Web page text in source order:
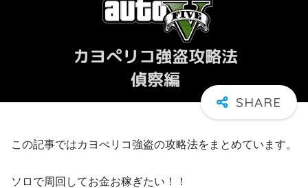
この記事ではカヨぺリコ強盗の攻略法をまとめています。
ソロで周回してお金お稼ぎたい！！